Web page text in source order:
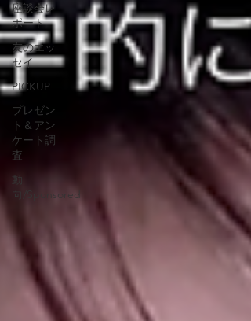
座談会レ
ポート
友のエッ
セイ
PICKUP
プレゼン
ト＆アン
ケート調
査
動
向/Sponsored